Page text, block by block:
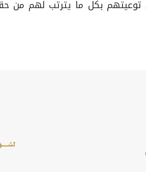
بكل ما يترتب لهم من